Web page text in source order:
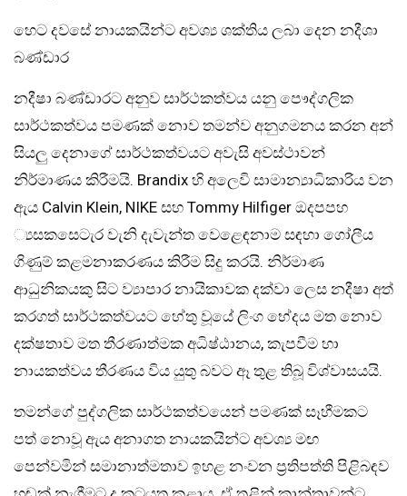
හෙට දවසේ නායකයින්ට අවශ්‍ය ශක්තිය ලබා දෙන නදීශා
බණ්ඩාර
නදීෂා බණ්ඩාරට අනුව සාර්ථකත්වය යනු පෞද්ගලික
සාර්ථකත්වය පමණක් නොව තමන්ව අනුගමනය කරන අන්
සියලු දෙනාගේ සාර්ථකත්වයට අවැසි අවස්ථාවන්
නිර්මාණය කිරීමයි. Brandix හි අලෙවි සාමාන්‍යාධිකාරිය වන
ඇය Calvin Klein, NIKE සහ Tommy Hilfiger ඔදපපහ
්‍යසකසෙටැර වැනි දැවැන්ත වෙළෙඳනාම සඳහා ගෝලීය
ගිණුම් කළමනාකරණය කිරීම සිදු කරයි. නිර්මාණ
ආධුනිකයකු සිට ව්‍යාපාර නායිකාවක දක්වා ලෙස නදීෂා අත්
කරගත් සාර්ථකත්වයට හේතු වූයේ ලිංග භේදය මත නොව
දක්ෂතාව මත තීරණාත්මක අධිෂ්ඨානය, කැපවීම හා
නායකත්වය තීරණය විය යුතු බවට ඈ තුළ තිබූ විශ්වාසයයි.
තමන්ගේ පුද්ගලික සාර්ථකත්වයෙන් පමණක් සෑහීමකට
පත් නොවූ ඇය අනාගත නායකයින්ට අවශ්‍ය මඟ
පෙන්වමින් සමානාත්මතාව ඉහළ නංවන ප්‍රතිපත්ති පිළිබඳව